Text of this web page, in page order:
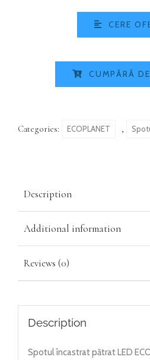
CERE
CUMPĂRĂ
Categories: ECOPLANET
Description
Additional information
Reviews (0)
Description
Spotul încastrat pătrat LED